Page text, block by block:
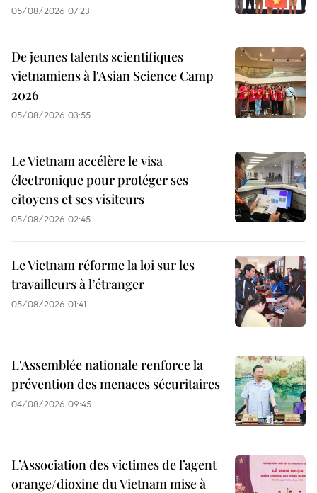
05/08/2026 07:23
De jeunes talents scientifiques
vietnamiens à l'Asian Science Camp
2026
05/08/2026 03:55
Le Vietnam accélère le visa
électronique pour protéger ses
citoyens et ses visiteurs
05/08/2026 02:45
Le Vietnam réforme la loi sur les
travailleurs à l’étranger
05/08/2026 01:41
L'Assemblée nationale renforce la
prévention des menaces sécuritaires
04/08/2026 09:45
L’Association des victimes de l’agent
orange/dioxine du Vietnam mise à